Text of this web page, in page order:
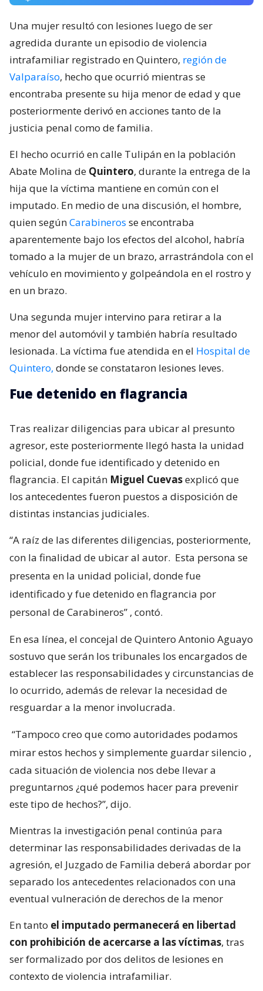
Una mujer resultó con lesiones luego de ser
agredida durante un episodio de violencia
intrafamiliar registrado en Quintero, región de
Valparaíso, hecho que ocurrió mientras se
encontraba presente su hija menor de edad y que
posteriormente derivó en acciones tanto de la
justicia penal como de familia.
El hecho ocurrió en calle Tulipán en la población
Abate Molina de Quintero, durante la entrega de la
hija que la víctima mantiene en común con el
imputado. En medio de una discusión, el hombre,
quien segúnCarabineros se encontraba
aparentemente bajo los efectos del alcohol, habría
tomado a la mujer de un brazo, arrastrándola con el
vehículo en movimiento y golpeándola en el rostro y
en un brazo.
Una segunda mujer intervino para retirar a la
menor del automóvil y también habría resultado
lesionada. La víctima fue atendida en el Hospital de
Quintero, donde se constataron lesiones leves.
Fue detenido en flagrancia
Tras realizar diligencias para ubicar al presunto
agresor, este posteriormente llegó hasta la unidad
policial, donde fue identificado y detenido en
flagrancia. El capitán Miguel Cuevasexplicó que
los antecedentes fueron puestos a disposición de
distintas instancias judiciales.
“A raíz de las diferentes diligencias, posteriormente,
con la finalidad de ubicar al autor. Esta persona se
presenta en la unidad policial, donde fue
identificado y fue detenido en flagrancia por
personal de Carabineros” , contó.
En esa línea, el concejal de Quintero Antonio Aguayo
sostuvo que serán los tribunales los encargados de
establecer las responsabilidades y circunstancias de
lo ocurrido, además de relevar la necesidad de
resguardar a la menor involucrada.
“Tampoco creo que como autoridades podamos
mirar estos hechos y simplemente guardar silencio ,
cada situación de violencia nos debe llevar a
preguntarnos ¿qué podemos hacer para prevenir
este tipo de hechos?”, dijo.
Mientras la investigación penal continúa para
determinar las responsabilidades derivadas de la
agresión, el Juzgado de Familia deberá abordar por
separado los antecedentes relacionados con una
eventual vulneración de derechos de la menor
En tanto el imputado permanecerá en libertad
con prohibición de acercarse a las víctimas, tras
ser formalizado por dos delitos de lesiones en
contexto de violencia intrafamiliar.